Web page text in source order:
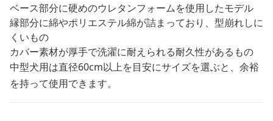
ベース部分に硬めのウレタンフォームを使用したモデル
縁部分に綿やポリエステル綿が詰まっており、型崩れしに
くいもの
カバー素材が厚手で洗濯に耐えられる耐久性があるもの
中型犬用は直径60cm以上を目安にサイズを選ぶと、余裕
を持って使用できます。